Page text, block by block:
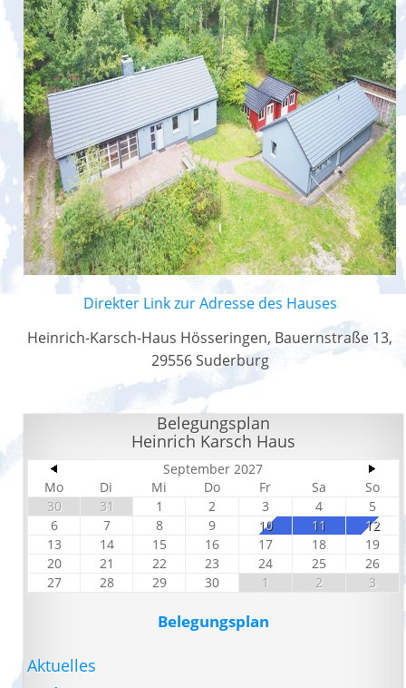
Direkter Link zur Adresse des Hauses
Heinrich-Karsch-Haus Hösseringen, Bauernstraße 13,
29556 Suderburg
Belegungsplan
Heinrich Karsch Haus
September 2027
Mo
Di Mi Do Fr Sa
So
30
31 1 2 3 4
5
6
7 8 9 10 11
12
13
14 15 16 17 18
19
20
21 22 23 24 25
26
27
28 29 30 1 2 3
Belegungsplan
Aktuelles